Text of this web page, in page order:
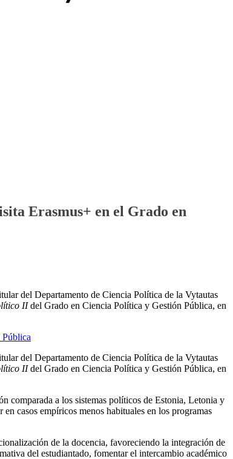
Erasmus+ en el Grado en
del Departamento de Ciencia Política de la Vytautas
IIdel Grado en Ciencia Política y Gestión Pública, en
del Departamento de Ciencia Política de la Vytautas
IIdel Grado en Ciencia Política y Gestión Pública, en
comparada a los sistemas políticos de Estonia, Letonia y
casos empíricos menos habituales en los programas
de la docencia, favoreciendo la integración de
del estudiantado, fomentar el intercambio académico